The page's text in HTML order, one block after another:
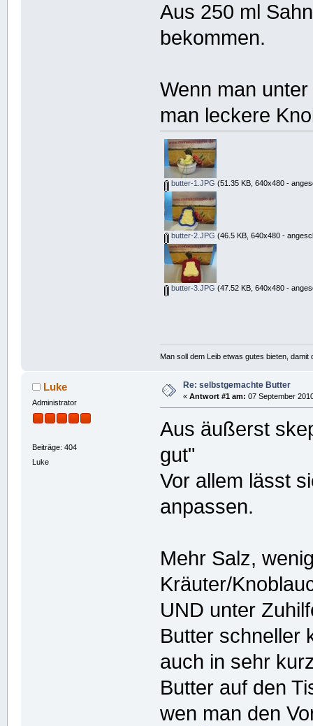
Aus 250 ml
bekommen.
Wenn man
man leckere
butter-1.JPG (51.35 KB, 640x480 -
butter-2.JPG (46.5 KB, 640x480 -
butter-3.JPG (47.52 KB, 640x480 -
Man soll dem Leib etwas gutes bieten,
Luke
Administrator
Beiträge: 404
Luke
Re: selbstgemachte Butter
« Antwort #1 am: 07 September
Aus äußerst
gut"
Vor allem lässt
anpassen.
Mehr Salz,
Kräuter/
UND unter
Butter schneller
auch in sehr
Butter auf den
wen man den